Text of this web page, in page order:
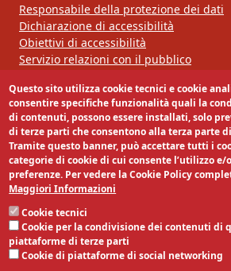
Responsabile della protezione dei dati
Dichiarazione di accessibilità
Obiettivi di accessibilità
Servizio relazioni con il pubblico
Segui la nostra pagina:
Questo sito utilizza cookie tecnici e cookie
consentire specifiche funzionalità quali la
di contenuti, possono essere installati, solo
di terze parti che consentono alla terza parte
Tramite questo banner, può accettare tutti i
categorie di cookie di cui consente l’utilizzo e/
preferenze. Per vedere la Cookie Policy
Maggiori Informazioni
Cookie tecnici
Cookie per la condivisione dei contenuti di
piattaforme di terze parti
Cookie di piattaforme di social networking